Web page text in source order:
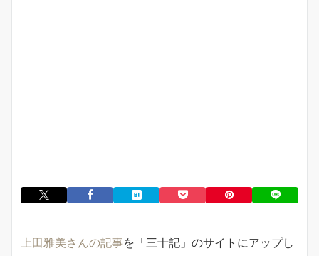
上田雅美さんの記事を「三十記」のサイトにアップし